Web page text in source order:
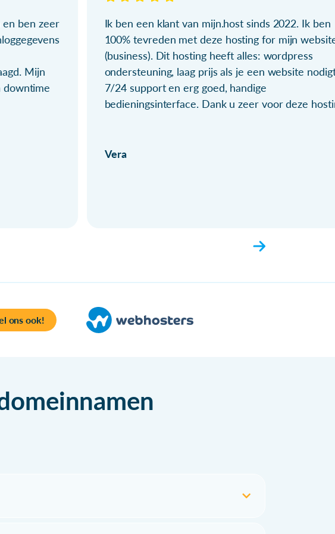
en ben zeer
Mijn
downtime
Ik ben een klant van mijn.host sinds 2022. Ik ben
100% tevreden met deze hosting for mijn
(business). Dit hosting heeft alles: wordpress
ondersteuning, laag prijs als je een website
7/24 support en erg goed, handige
bedieningsinterface. Dank u zeer voor deze
Vera
ons ook!